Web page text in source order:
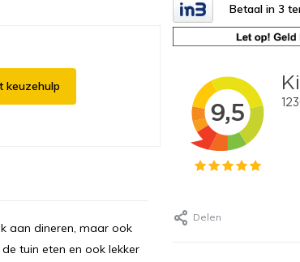
keuzehulp
aan dineren, maar ook
tuin eten en ook lekker
Betaal in 3
Delen